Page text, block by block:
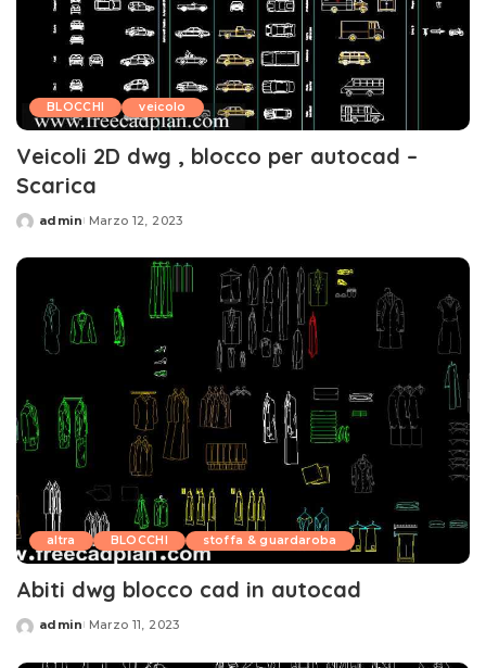
BLOCCHI veicolo
Veicoli 2D dwg , blocco per autocad –
Scarica
Posted
admin Marzo 12, 2023
altra BLOCCHI stoffa & guardaroba
Abiti dwg blocco cad in autocad
Posted
admin Marzo 11, 2023